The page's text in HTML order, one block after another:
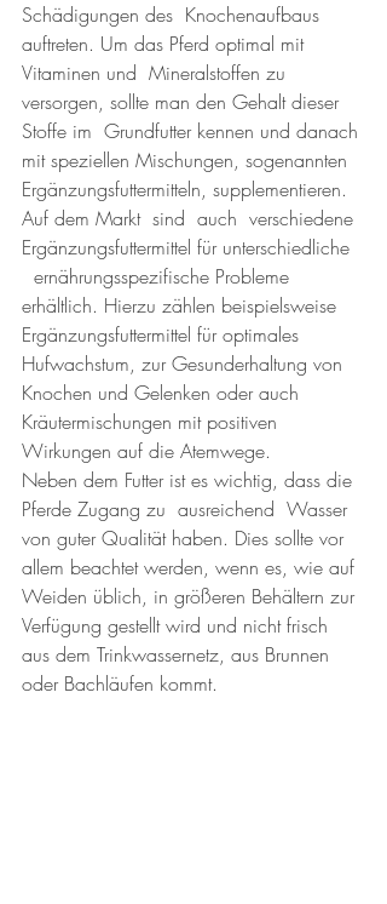
Schädigungen des  Knochenaufbaus
auftreten. Um das Pferd optimal mit
Vitaminen und  Mineralstoffen zu
versorgen, sollte man den Gehalt dieser
Stoffe im  Grundfutter kennen und danach
mit speziellen Mischungen, sogenannten
Ergänzungsfuttermitteln, supplementieren.
Auf dem Markt  sind  auch  verschiedene
Ergänzungsfuttermittel für unterschiedliche
  ernährungsspezifische Probleme
erhältlich. Hierzu zählen beispielsweise
Ergänzungsfuttermittel für optimales
Hufwachstum, zur Gesunderhaltung von
Knochen und Gelenken oder auch
Kräutermischungen mit positiven
Wirkungen auf die Atemwege.
Neben dem Futter ist es wichtig, dass die
Pferde Zugang zu  ausreichend  Wasser
von guter Qualität haben. Dies sollte vor
allem beachtet werden, wenn es, wie auf
Weiden üblich, in größeren Behältern zur
Verfügung gestellt wird und nicht frisch
aus dem Trinkwassernetz, aus Brunnen
oder Bachläufen kommt.